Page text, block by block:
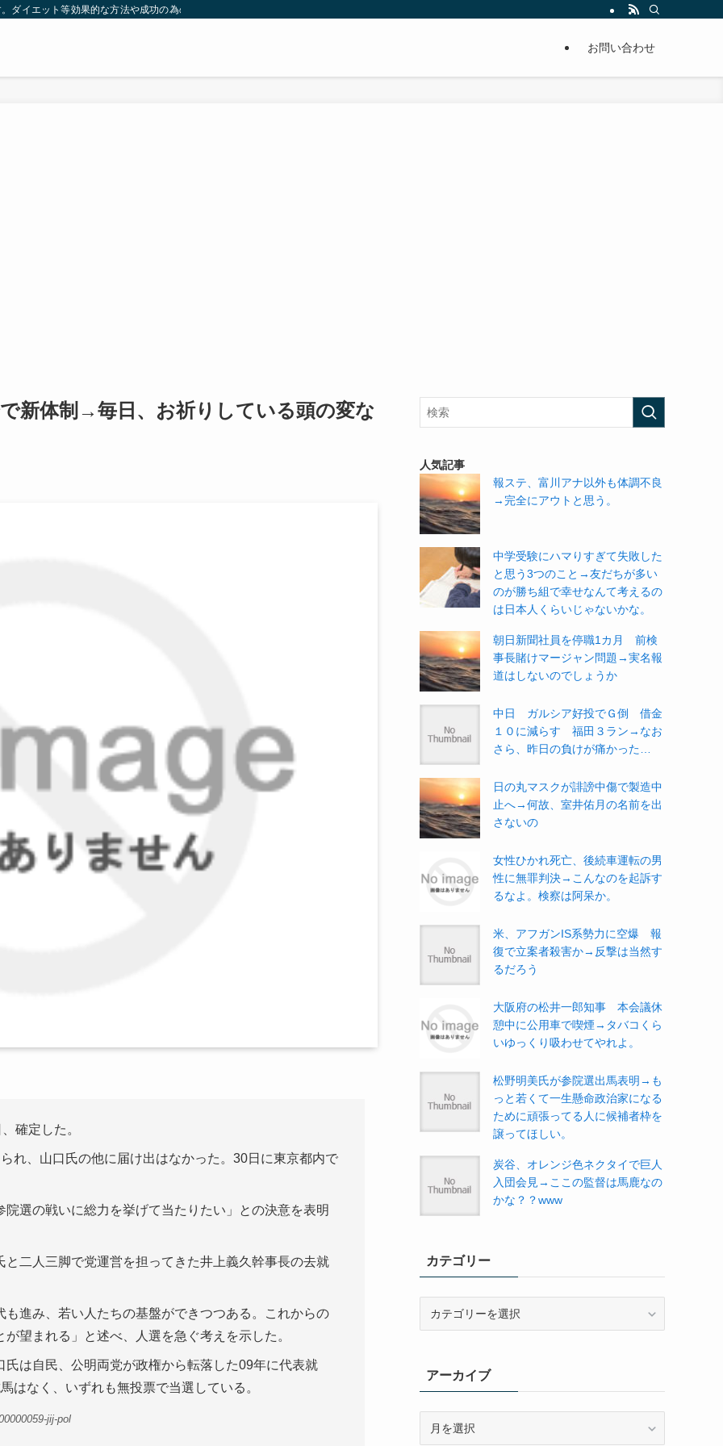
ダイエット等効果的な方法や成功の為の秘訣等。太ったり悩んでいる方々が簡単に痩せることが出来るように分かりやすくまとめています。
お問い合わせ
新体制→毎日、お祈りしている頭の変な
確定した。
れ、山口氏の他に届け出はなかった。30日に東京都内で
選の戦いに総力を挙げて当たりたい」との決意を表明
二人三脚で党運営を担ってきた井上義久幹事長の去就
進み、若い人たちの基盤ができつつある。これからの
望まれる」と述べ、人選を急ぐ考えを示した。
は自民、公明両党が政権から転落した09年に代表就
はなく、いずれも無投票で当選している。
jij-pol
人気記事
報ステ、富川アナ以外も体調不良
→完全にアウトと思う。
中学受験にハマりすぎて失敗した
と思う3つのこと→友だちが多い
のが勝ち組で幸せなんて考えるの
は日本人くらいじゃないかな。
朝日新聞社員を停職1カ月 前検
事長賭けマージャン問題→実名報
道はしないのでしょうか
中日 ガルシア好投でＧ倒 借金
１０に減らす 福田３ラン→なお
さら、昨日の負けが痛かった…
日の丸マスクが誹謗中傷で製造中
止へ→何故、室井佑月の名前を出
さないの
女性ひかれ死亡、後続車運転の男
性に無罪判決→こんなのを起訴す
るなよ。検察は阿呆か。
米、アフガンIS系勢力に空爆 報
復で立案者殺害か→反撃は当然す
るだろう
大阪府の松井一郎知事 本会議休
憩中に公用車で喫煙→タバコくら
いゆっくり吸わせてやれよ。
松野明美氏が参院選出馬表明→も
っと若くて一生懸命政治家になる
ために頑張ってる人に候補者枠を
譲ってほしい。
炭谷、オレンジ色ネクタイで巨人
入団会見→ここの監督は馬鹿なの
かな？？www
カテゴリー
ーアーカイブ